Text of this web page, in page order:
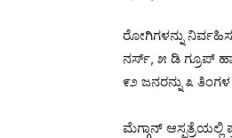
ರೋಗಿಗಳನ್ನು
ನರ್ಸ್, ೫ ಡಿ ಗ್ರೂಪ್
೯೨ ಜನರನ್ನು ೩
ಮೆಗ್ಗಾನ್